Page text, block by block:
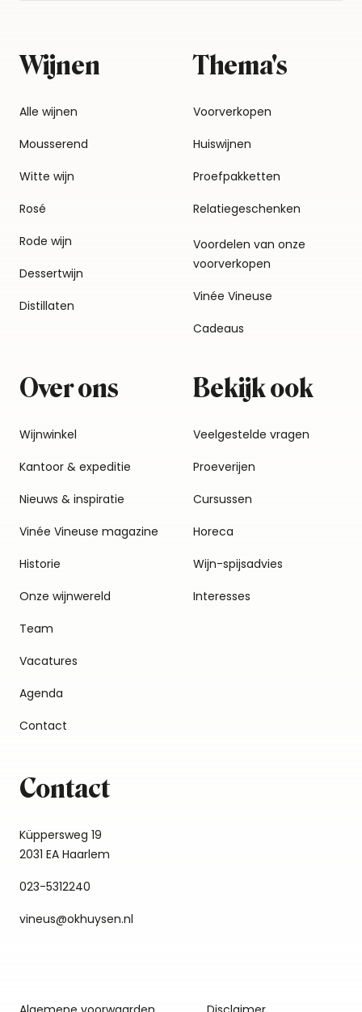
Wijnen
Alle wijnen
Mousserend
Witte wijn
Rosé
Rode wijn
Dessertwijn
Distillaten
Thema's
Voorverkopen
Huiswijnen
Proefpakketten
Relatiegeschenken
Voordelen van onze
voorverkopen
Vinée Vineuse
Cadeaus
Over ons
Wijnwinkel
Kantoor & expeditie
Nieuws & inspiratie
Vinée Vineuse magazine
Historie
Onze wijnwereld
Team
Vacatures
Agenda
Contact
Bekijk ook
Veelgestelde vragen
Proeverijen
Cursussen
Horeca
Wijn-spijsadvies
Interesses
Contact
Küppersweg 19
2031 EA Haarlem
023-5312240
vineus@okhuysen.nl